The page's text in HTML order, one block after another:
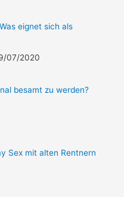
eignet sich als
07/2020
besamt zu werden?
Sex mit alten Rentnern